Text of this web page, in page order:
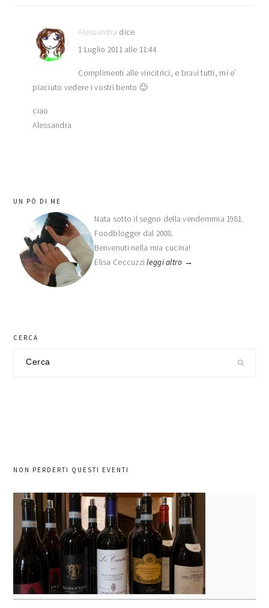
Alessandra dice
1 Luglio 2011 alle 11:44
Complimenti alle vincitrici, e bravi tutti, mi e’
piaciuto vedere i vostri bento 🙂
ciao
Alessandra
barra
laterale
primaria
UN PÒ DI ME
Nata sotto il segno della vendemmia 1981.
Foodblogger dal 2008.
Benvenuti nella mia cucina!
Elisa Ceccuzzileggi altro →
CERCA
NON PERDERTI QUESTI EVENTI